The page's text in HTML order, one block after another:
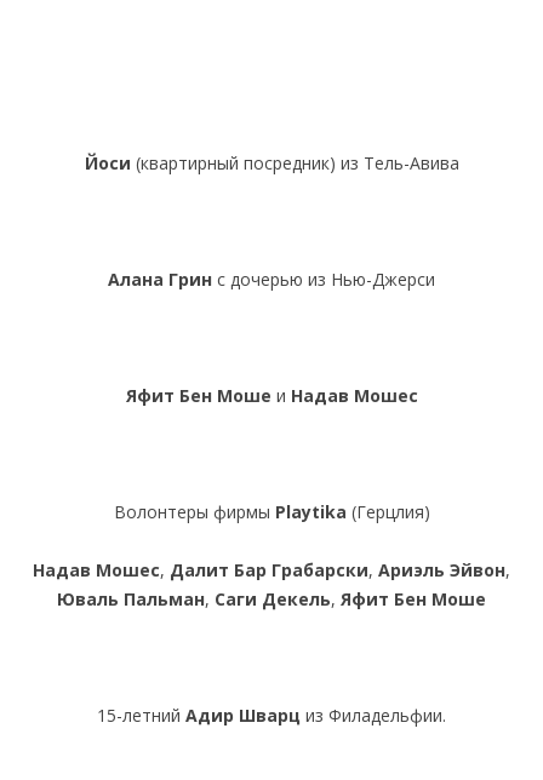
Йоси (квартирный посредник) из Тель-Авива
Алана Грин с дочерью из Нью-Джерси
Яфит Бен Моше и Надав Мошес
Волонтеры фирмы Playtika (Герцлия)
Надав Мошес, Далит Бар Грабарски, Ариэль Эйвон,
Юваль Пальман, Саги Декель, Яфит Бен Моше
15-летний Адир Шварц из Филадельфии.